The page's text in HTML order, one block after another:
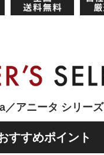
／アニータ シリーズ
すすめポイント